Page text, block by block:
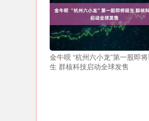
金牛呗 “杭州六小龙”第一股即
生 群核科技启动全球发售